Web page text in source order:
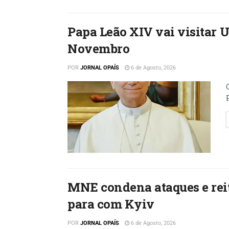
Papa Leão XIV vai visitar
Novembro
POR JORNAL OPAÍS 6 de Agosto, 2026
MNE condena ataques e
para com Kyiv
POR JORNAL OPAÍS 6 de Agosto, 2026